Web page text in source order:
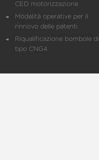
CED motorizzazione
Modalità operative per il
rinnovo delle patenti
Riqualificazione bombole di
tipo CNG4